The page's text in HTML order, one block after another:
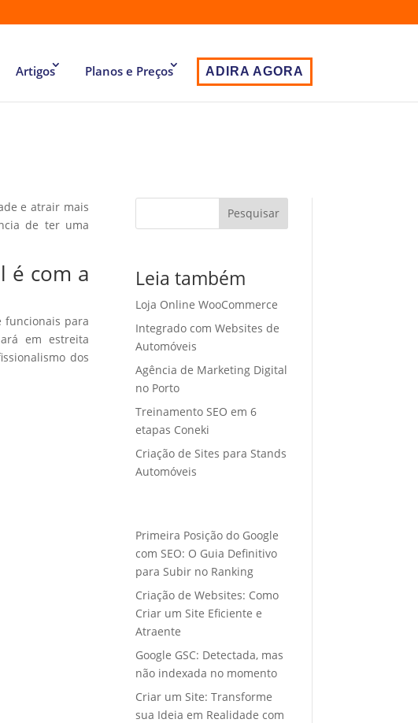
Artigos Planos e Preços ADIRA AGORA
e atrair mais
de ter uma
é com a
funcionais para
em estreita
dos
Pesquisar
Leia também
Loja Online WooCommerce
Integrado com Websites de
Automóveis
Agência de Marketing Digital
no Porto
Treinamento SEO em 6
etapas Coneki
Criação de Sites para Stands
Automóveis
Primeira Posição do Google
com SEO: O Guia Definitivo
para Subir no Ranking
Criação de Websites: Como
Criar um Site Eficiente e
Atraente
Google GSC: Detectada, mas
não indexada no momento
Criar um Site: Transforme
sua Ideia em Realidade com